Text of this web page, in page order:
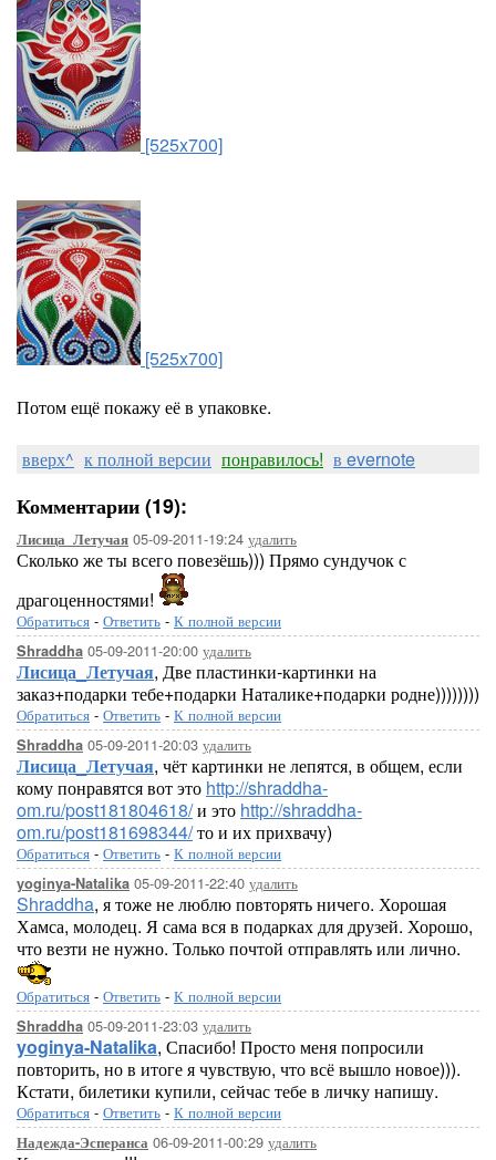
[525x700]
[525x700]
Потом ещё покажу её в упаковке.
вверх^ к полной версии понравилось! в evernote
Комментарии (19):
Лисица_Летучая 05-09-2011-19:24 удалить
Сколько же ты всего повезёшь))) Прямо сундучок с
драгоценностями!
Обратиться - Ответить - К полной версии
Shraddha 05-09-2011-20:00 удалить
Лисица_Летучая, Две пластинки-картинки на
заказ+подарки тебе+подарки Наталике+подарки родне))))))))
Обратиться - Ответить - К полной версии
Shraddha 05-09-2011-20:03 удалить
Лисица_Летучая, чёт картинки не лепятся, в общем, если
кому понравятся вот это http://shraddha-
om.ru/post181804618/и это http://shraddha-
om.ru/post181698344/то и их прихвачу)
Обратиться - Ответить - К полной версии
yoginya-Natalika 05-09-2011-22:40 удалить
Shraddha, я тоже не люблю повторять ничего. Хорошая
Хамса, молодец. Я сама вся в подарках для друзей. Хорошо,
что везти не нужно. Только почтой отправлять или лично.
Обратиться - Ответить - К полной версии
Shraddha 05-09-2011-23:03 удалить
yoginya-Natalika, Спасибо! Просто меня попросили
повторить, но в итоге я чувствую, что всё вышло новое))).
Кстати, билетики купили, сейчас тебе в личку напишу.
Обратиться - Ответить - К полной версии
Надежда-Эсперанса 06-09-2011-00:29 удалить